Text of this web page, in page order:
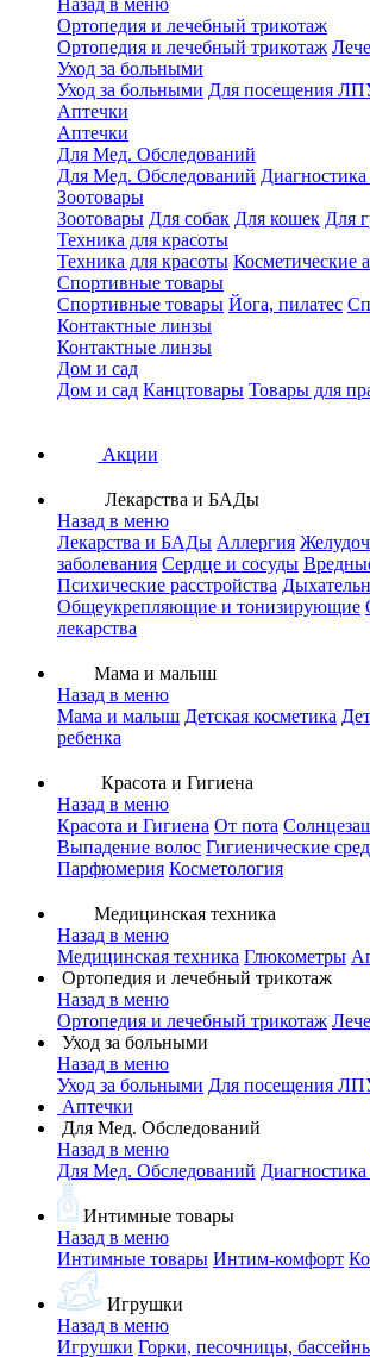
Назад в меню
Ортопедия и лечебный трикотаж
Ортопедия и лечебный трикотаж
Уход за больными
Уход за больными Для посещения
Аптечки
Аптечки
Для Мед. Обследований
Для Мед. Обследований
Зоотовары
Зоотовары Для собак Для кошек Для
Техника для красоты
Техника для красоты Косметические
Спортивные товары
Спортивные товары Йога, пилатес
Контактные линзы
Контактные линзы
Дом и сад
Дом и сад Канцтовары Товары для
Акции
Лекарства и БАДы
Назад в меню
Лекарства и БАДы Аллергия
заболевания Сердце и сосуды
Психические расстройства
Общеукрепляющие и тонизирующие
лекарства
Мама и малыш
Назад в меню
Мама и малыш Детская косметика
ребенка
Красота и Гигиена
Назад в меню
Красота и Гигиена От пота
Выпадение волос Гигиенические
Парфюмерия Косметология
Медицинская техника
Назад в меню
Медицинская техника Глюкометры
Ортопедия и лечебный трикотаж
Назад в меню
Ортопедия и лечебный трикотаж
Уход за больными
Назад в меню
Уход за больными Для посещения
Аптечки
Для Мед. Обследований
Назад в меню
Для Мед. Обследований
Интимные товары
Назад в меню
Интимные товары Интим-комфорт
Игрушки
Назад в меню
Игрушки Горки, песочницы,